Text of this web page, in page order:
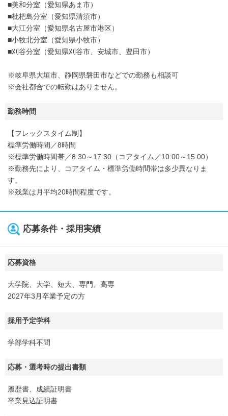
■美和分室（愛知県あま市）
■枇杷島分室（愛知県清須市）
■大江分室（愛知県名古屋市港区）
■小牧北分室（愛知県小牧市）
■刈谷分室（愛知県刈谷市、安城市、豊田市）
※岐阜県大垣市、静岡県磐田市などでの勤務も相談可
※会社都合での転勤はありません。
勤務時間
【フレックスタイム制】
標準労働時間／8時間
※標準労働時間帯／8:30～17:30（コアタイム／10:00～15:00）
※勤務先により、コアタイム・標準労働時間帯は多少異なりま
す。
※残業は月平均20時間程度です。
応募条件・採用実績
応募資格
大学院、大学、短大、専門、高専
2027年3月卒業予定の方
採用予定学科
学部学科不問
応募・選考時の提出書類
履歴書、成績証明書
卒業見込証明書